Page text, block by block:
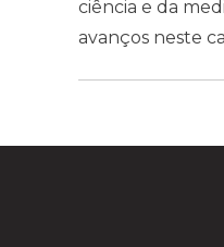
ciência e da
avanços neste